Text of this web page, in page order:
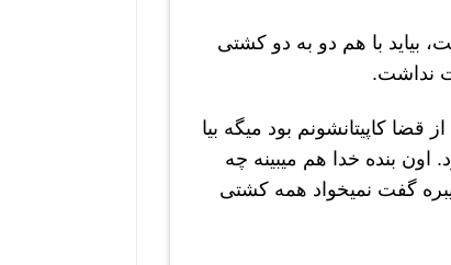
بیاید با هم دو به دو کشتی
نداشت.
کاپیتانشونم بود میگه بیا
۴سال هم از محمد بزرگتر بود. اون بنده خدا هم میبینه چه
گفت نمیخواد همه کشتی